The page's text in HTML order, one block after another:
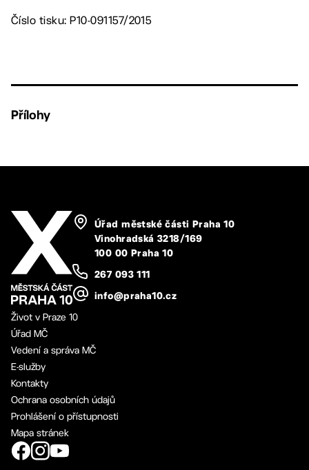
Číslo tisku: P10-091157/2015
Přílohy
Úřad městské části Praha 10
Vinohradská 3218/169
100 00 Praha 10
267 093 111
info@praha10.cz
Život v Praze 10
Úřad MČ
Vedení a správa MČ
E-služby
Kontakty
Ochrana osobních údajů
Prohlášení o přístupnosti
Mapa stránek